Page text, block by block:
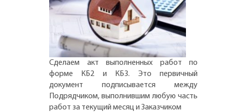
Сделаем акт выполненных работ по
форме КБ2 и КБ3. Это первичный
документ подписывается между
Подрядчиком, выполнившим любую часть
работ за текущий месяц и Заказчиком